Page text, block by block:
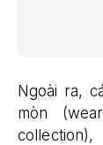
Ngoài ra,
mòn